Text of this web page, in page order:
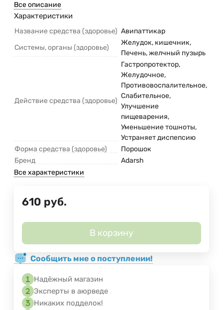
Все описание
Характеристики
Название средства (здоровье) Авипаттикар
Системы, органы (здоровье)
Желудок, кишечник,
Печень, желчный пузырь
Действие средства (здоровье)
Гастропротектор,
Желудочное,
Противовоспалительное,
Слабительное,
Улучшение
пищеварения,
Уменьшение тошноты,
Устраняет диспепсию
Форма средства (здоровье)
Порошок
Бренд
Adarsh
Все характеристики
610 руб.
В корзину
Сообщить мне о поступлении!
Надёжный магазин
Эксперты в аюрведе
Никаких подделок!